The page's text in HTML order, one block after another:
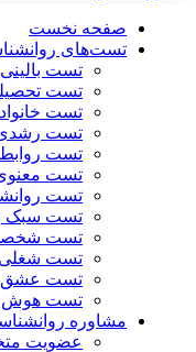
صفحه نخست
تست‌های
تست
تست
تست
تست
تست
تست
تست
تست سبک
تست
تست شغلی
تست عشق
تست هوش
مشاوره
عضویت